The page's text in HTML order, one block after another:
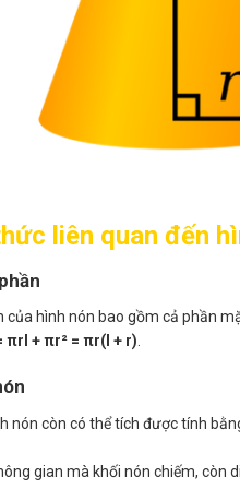
liên quan đến
của hình nón bao gồm cả phần
πrl + πr² = πr(l + r)
nón còn có thể tích được tính
gian mà khối nón chiếm, còn